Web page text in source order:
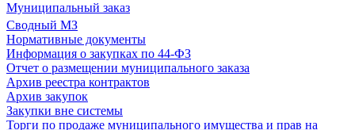
Муниципальный заказ
Сводный МЗ
Нормативные документы
Информация о закупках по 44-ФЗ
Отчет о размещении муниципального заказа
Архив реестра контрактов
Архив закупок
Закупки вне системы
Торги по продаже муниципального имущества и прав на